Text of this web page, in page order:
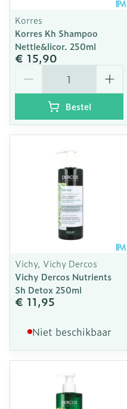
Korres
Korres Kh Shampoo
Nettle&licor. 250ml
€ 15,90
Bestel
Vichy, Vichy Dercos
Vichy Dercos Nutrients
Sh Detox 250ml
€ 11,95
Niet beschikbaar